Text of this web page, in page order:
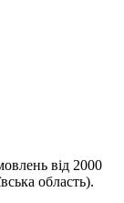
від 2000
область).